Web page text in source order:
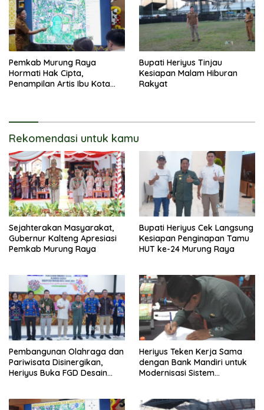
Pemkab Murung Raya
Hormati Hak Cipta,
Penampilan Artis Ibu Kota
Bupati Heriyus Tinjau
Kesiapan Malam Hiburan
Rakyat
Rekomendasi untuk kamu
Sejahterakan Masyarakat,
Gubernur Kalteng Apresiasi
Pemkab Murung Raya
Bupati Heriyus Cek Langsung
Kesiapan Penginapan Tamu
HUT ke-24 Murung Raya
Pembangunan Olahraga dan
Pariwisata Disinergikan,
Heriyus Buka FGD Desain
Heriyus Teken Kerja Sama
dengan Bank Mandiri untuk
Modernisasi Sistem